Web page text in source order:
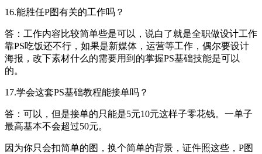
16.能胜任P图有关的工作吗？
答：工作内容比较简单些是可以，说白了就是全职做设计工作
靠PS吃饭还不行，如果是新媒体，运营等工作，偶尔要设计
海报，改下素材什么的需要用到的掌握PS基础技能是可以
的。
17.学会这套PS基础教程能接单吗？
答：可以，但是接单的只能是5元10元这样子零花钱。一单子
最高基本不会超过50元。
因为你只会扣简单的图，换个简单的背景，证件照这些，P图